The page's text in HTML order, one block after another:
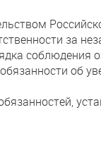
за
соблюдения
об